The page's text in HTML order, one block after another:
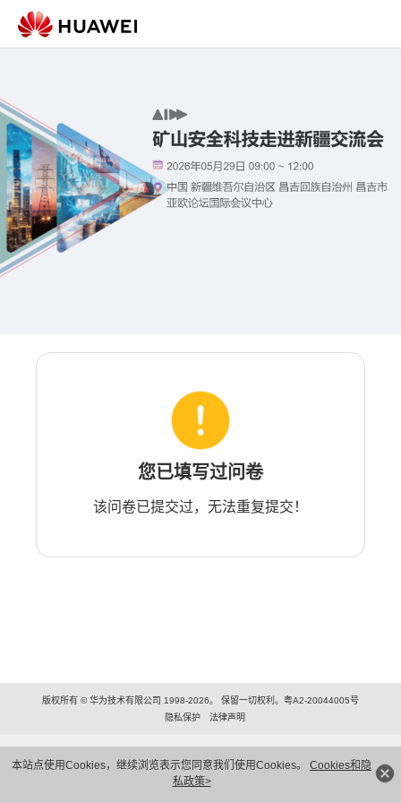
本站点使用Cookies，继续浏览表示您同意我们使用Cookies。 Cookies和隐
私政策>
您已填写过问卷
该问卷已提交过，无法重复提交！
版权所有 © 华为技术有限公司 1998-2026。 保留一切权利。粤A2-20044005号
隐私保护
法律声明